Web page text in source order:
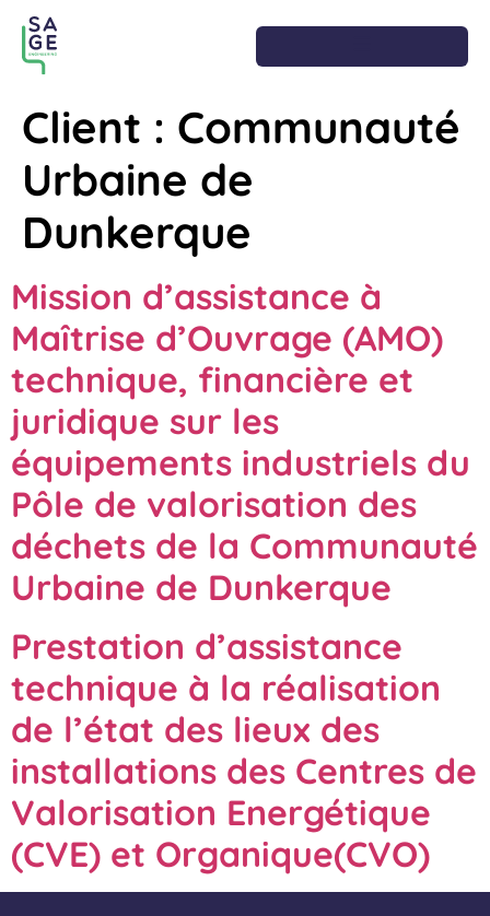
Client : Communauté
Urbaine de
Dunkerque
Mission d’assistance à
Maîtrise d’Ouvrage (AMO)
technique, financière et
juridique sur les
équipements industriels du
Pôle de valorisation des
déchets de la Communauté
Urbaine de Dunkerque
Prestation d’assistance
technique à la réalisation
de l’état des lieux des
installations des Centres de
Valorisation Energétique
(CVE) et Organique(CVO)